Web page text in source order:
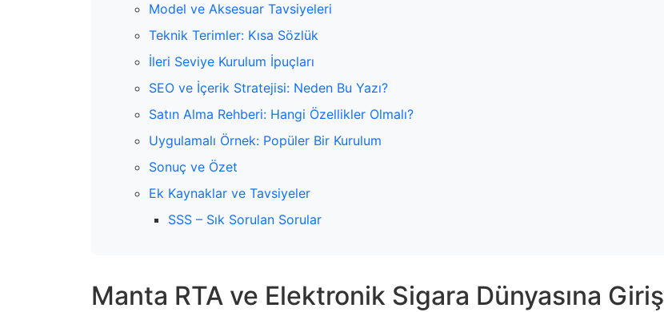
Model ve Aksesuar Tavsiyeleri
Teknik Terimler: Kısa Sözlük
İleri Seviye Kurulum İpuçları
SEO ve İçerik Stratejisi: Neden Bu Yazı?
Satın Alma Rehberi: Hangi Özellikler Olmalı?
Uygulamalı Örnek: Popüler Bir Kurulum
Sonuç ve Özet
Ek Kaynaklar ve Tavsiyeler
SSS – Sık Sorulan Sorular
Manta RTA ve Elektronik Sigara Dünyasına Giriş